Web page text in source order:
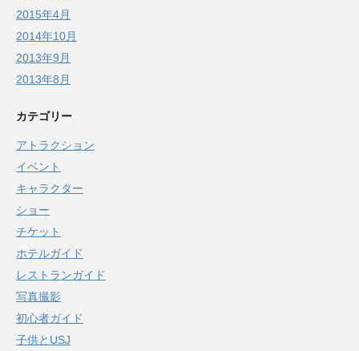
2015年4月
2014年10月
2013年9月
2013年8月
カテゴリー
アトラクション
イベント
キャラクター
ショー
チケット
ホテルガイド
レストランガイド
写真撮影
初心者ガイド
子供とUSJ